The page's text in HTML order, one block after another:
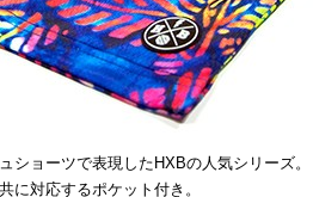
ショーツで表現したHXBの人気シリーズ。
に対応するポケット付き。